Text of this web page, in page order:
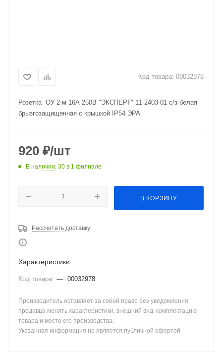
Код товара: 00032978
Розетка ОУ 2-м 16А 250В "ЭКСПЕРТ" 11-2403-01 с/з белая
брызгозащищенная с крышкой IP54 ЭРА
920 ₽/шт
В наличии: 30 в 1 филиале
В КОРЗИНУ
Рассчитать доставку
Характеристики
Код товара — 00032978
Производитель оставляет за собой право без уведомления
продавца менять характеристики, внешний вид, комплектацию
товара и место его производства.
Указанная информация не является публичной офертой